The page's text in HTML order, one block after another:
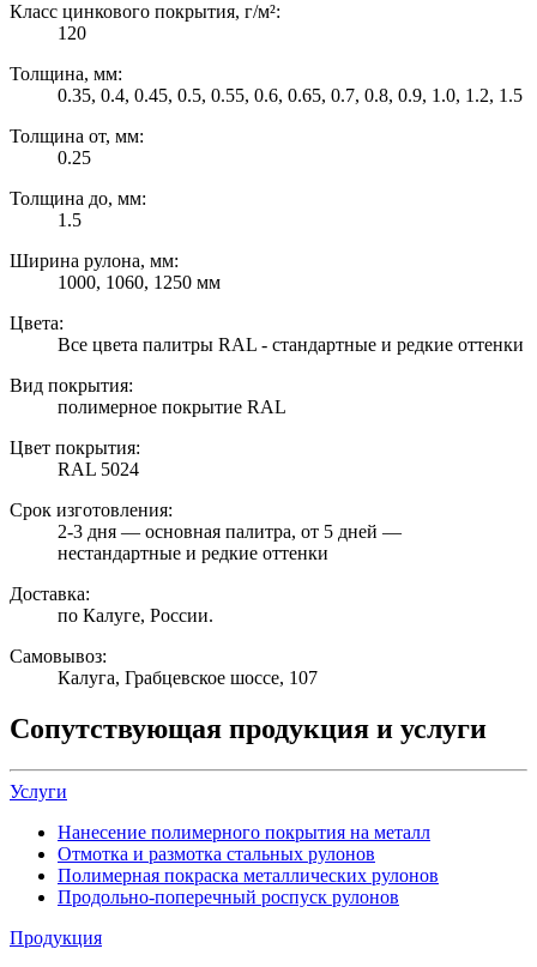
Класс цинкового покрытия, г/м²:
120
Толщина, мм:
0.35, 0.4, 0.45, 0.5, 0.55, 0.6, 0.65, 0.7, 0.8, 0.9, 1.0, 1.2, 1.5
Толщина от, мм:
0.25
Толщина до, мм:
1.5
Ширина рулона, мм:
1000, 1060, 1250 мм
Цвета:
Все цвета палитры RAL - стандартные и редкие оттенки
Вид покрытия:
полимерное покрытие RAL
Цвет покрытия:
RAL 5024
Срок изготовления:
2-3 дня — основная палитра, от 5 дней —
нестандартные и редкие оттенки
Доставка:
по Калуге, России.
Самовывоз:
Калуга, Грабцевское шоссе, 107
Сопутствующая продукция и услуги
Услуги
Нанесение полимерного покрытия на металл
Отмотка и размотка стальных рулонов
Полимерная покраска металлических рулонов
Продольно-поперечный роспуск рулонов
Продукция